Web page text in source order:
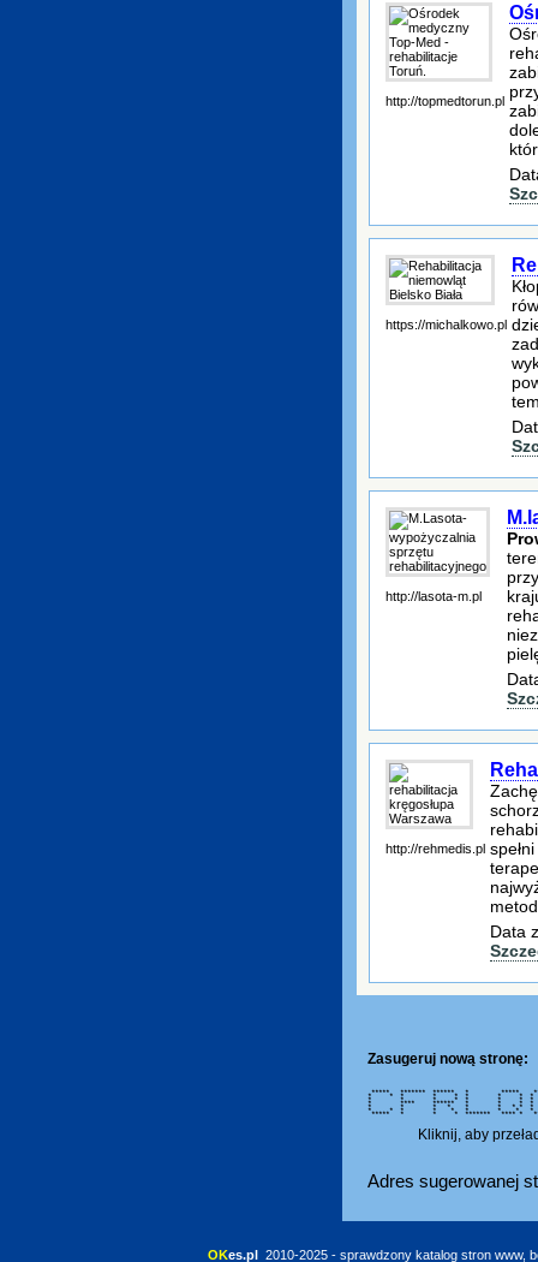
http://topmedtorun.pl
https://michalkowo.pl
http://lasota-m.pl
http://rehmedis.pl
Data
Zasugeruj nową stronę:
***** ******* ****** * *****
* * * * * * * *
* * * * * * *
* **** ****** * *
* * * * * * * * *
* * * * * * * *
***** * * * ******* **** *
Kliknij, aby
Adres sugerowanej
OKes.pl 2010-2025 - sprawdzony katalog stron www,